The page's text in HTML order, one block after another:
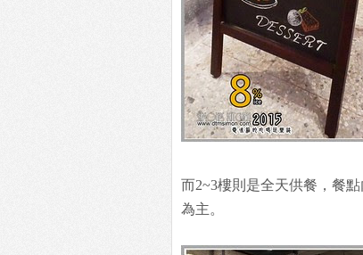
而2~3樓則是全天供餐，餐
為主。